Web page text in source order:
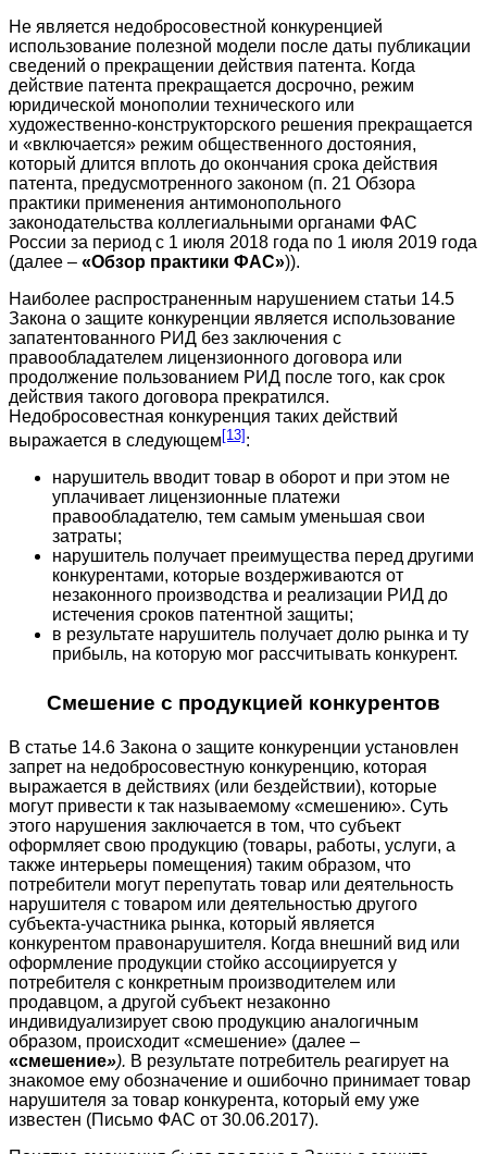
Не является недобросовестной конкуренцией
использование полезной модели после даты публикации
сведений о прекращении действия патента. Когда
действие патента прекращается досрочно, режим
юридической монополии технического или
художественно-конструкторского решения прекращается
и «включается» режим общественного достояния,
который длится вплоть до окончания срока действия
патента, предусмотренного законом (п. 21 Обзора
практики применения антимонопольного
законодательства коллегиальными органами ФАС
России за период с 1 июля 2018 года по 1 июля 2019 года
(далее – «Обзор практики ФАС»)).
Наиболее распространенным нарушением статьи 14.5
Закона о защите конкуренции является использование
запатентованного РИД без заключения с
правообладателем лицензионного договора или
продолжение пользованием РИД после того, как срок
действия такого договора прекратился.
Недобросовестная конкуренция таких действий
выражается в следующем [13] :
нарушитель вводит товар в оборот и при этом не
уплачивает лицензионные платежи
правообладателю, тем самым уменьшая свои
затраты;
нарушитель получает преимущества перед другими
конкурентами, которые воздерживаются от
незаконного производства и реализации РИД до
истечения сроков патентной защиты;
в результате нарушитель получает долю рынка и ту
прибыль, на которую мог рассчитывать конкурент.
Смешение с продукцией конкурентов
В статье 14.6 Закона о защите конкуренции установлен
запрет на недобросовестную конкуренцию, которая
выражается в действиях (или бездействии), которые
могут привести к так называемому «смешению». Суть
этого нарушения заключается в том, что субъект
оформляет свою продукцию (товары, работы, услуги, а
также интерьеры помещения) таким образом, что
потребители могут перепутать товар или деятельность
нарушителя с товаром или деятельностью другого
субъекта-участника рынка, который является
конкурентом правонарушителя. Когда внешний вид или
оформление продукции стойко ассоциируется у
потребителя с конкретным производителем или
продавцом, а другой субъект незаконно
индивидуализирует свою продукцию аналогичным
образом, происходит «смешение» (далее –
«смешение»). В результате потребитель реагирует на
знакомое ему обозначение и ошибочно принимает товар
нарушителя за товар конкурента, который ему уже
известен (Письмо ФАС от 30.06.2017).